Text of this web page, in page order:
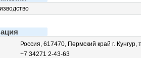
Россия, 617470, Пермский край г.
+7 34271 2-43-63